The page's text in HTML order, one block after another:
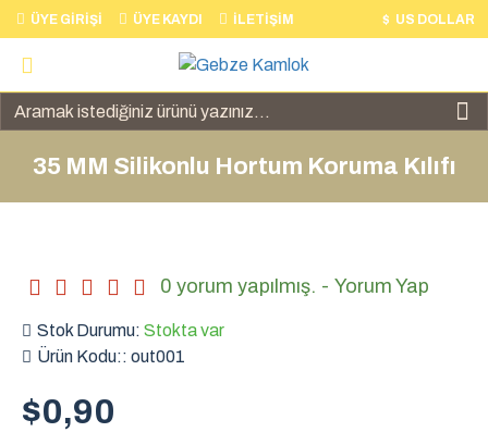
ÜYE GIRIŞI ÜYE KAYDI İLETIŞIM $ US DOLLAR
35 MM Silikonlu Hortum Koruma Kılıfı
Stok Durumu: Stokta var
Ürün Kodu:: out001
0 yorum yapılmış. - Yorum Yap
$0,90